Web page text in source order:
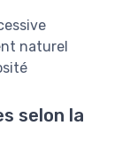
naturel
selon la